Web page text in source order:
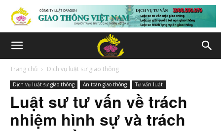
Trang chủ Dịch vụ luật sư giao thông
Dịch vụ luật sư giao thông An toàn giao thông Tư vấn luật
Luật sư tư vấn về trách
nhiệm hình sự và trách